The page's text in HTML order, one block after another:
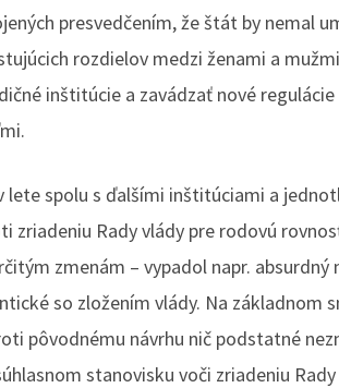
presvedčením, že štát by nemal
rozdielov medzi ženami a
inštitúcie a zavádzať nové
lete spolu s ďalšími inštitúciami a
zriadeniu Rady vlády pre rodovú
zmenám – vypadol napr.
so zložením vlády. Na základnom
pôvodnému návrhu nič podstatné
stanovisku voči zriadeniu